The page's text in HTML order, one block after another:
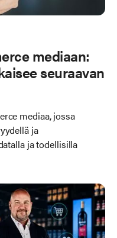
mediaan:
seuraavan
mediaa, jossa
ja
ja todellisilla